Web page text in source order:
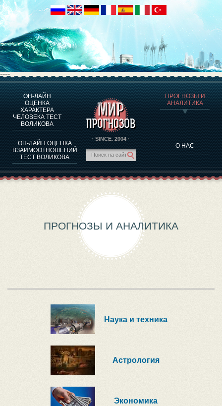
----
ОН-ЛАЙН
ОЦЕНКА
ХАРАКТЕРА
ЧЕЛОВЕКА ТЕСТ
ВОЛИКОВА
ОН-ЛАЙН ОЦЕНКА
ВЗАИМООТНОШЕНИЙ
ТЕСТ ВОЛИКОВА
· SINCE. 2004 ·
ПРОГНОЗЫ И
АНАЛИТИКА
О НАС
О ПРОГРАММЕ
ОЦЕНКА ХАРАКТЕРA ЧЕЛОВЕКА
ОЦЕНКА ХАРАКТЕРА ВЫДАЮЩИХСЯ ЛИЧНОСТЕЙ
О ПРОГРАММЕ
ТЕСТ НА СОВМЕСТИМОСТЬ ВОЛИКОВА
ПРОГНОЗЫ И АНАЛИТИКА
ПРОГНОЗЫ И АНАЛИТИКА
Наука и техника
Астрология
Экономика